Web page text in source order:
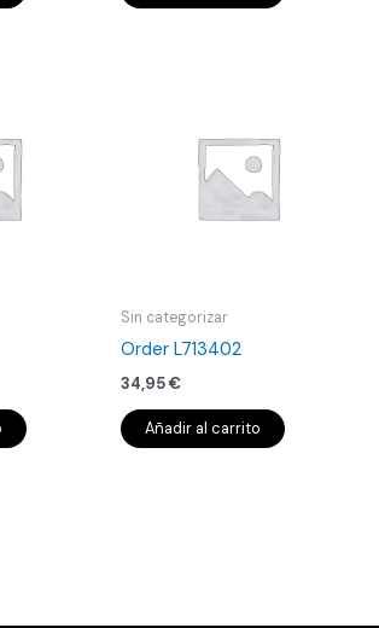
Sin categorizar
Order L713402
34,95€
Añadir al carrito